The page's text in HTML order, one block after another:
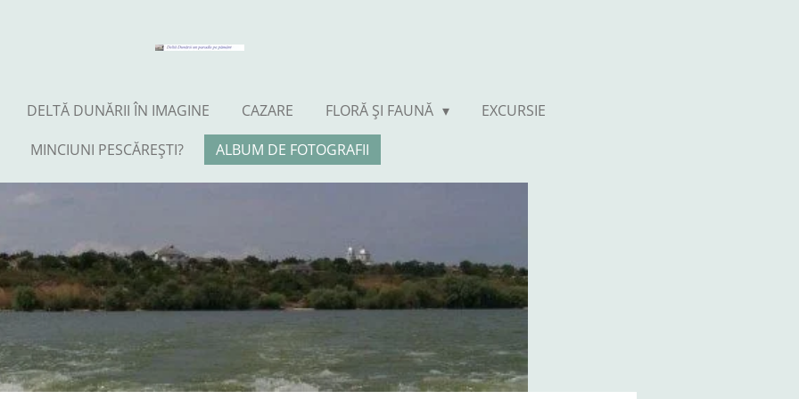
DELTĂ DUNĂRII ÎN IMAGINE CAZARE FLORĂ ŞI FAUNĂ
EXCURSIE
MINCIUNI PESCĂREŞTI?
ALBUM DE FOTOGRAFII